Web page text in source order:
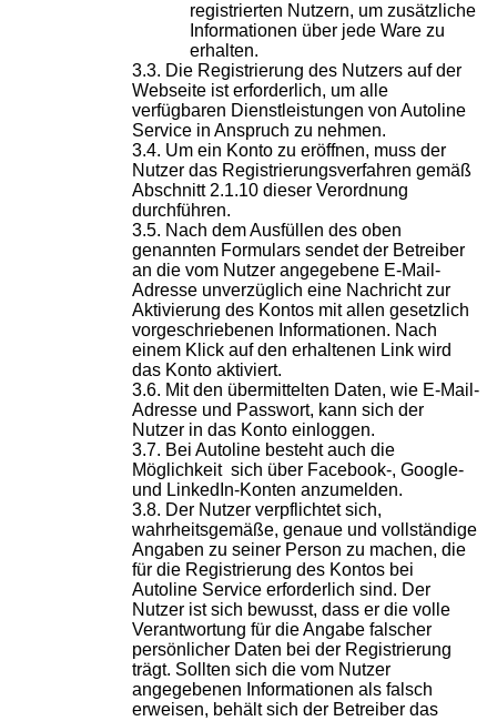
registrierten Nutzern, um zusätzliche
Informationen über jede Ware zu
erhalten.
Die Registrierung des Nutzers auf der
Webseite ist erforderlich, um alle
verfügbaren Dienstleistungen von Autoline
Service in Anspruch zu nehmen.
Um ein Konto zu eröffnen, muss der
Nutzer das Registrierungsverfahren gemäß
Abschnitt 2.1.10 dieser Verordnung
durchführen.
Nach dem Ausfüllen des oben
genannten Formulars sendet der Betreiber
an die vom Nutzer angegebene E-Mail-
Adresse unverzüglich eine Nachricht zur
Aktivierung des Kontos mit allen gesetzlich
vorgeschriebenen Informationen. Nach
einem Klick auf den erhaltenen Link wird
das Konto aktiviert.
Mit den übermittelten Daten, wie E-Mail-
Adresse und Passwort, kann sich der
Nutzer in das Konto einloggen.
Bei Autoline besteht auch die
Möglichkeit sich über Facebook-, Google-
und LinkedIn-Konten anzumelden.
Der Nutzer verpflichtet sich,
wahrheitsgemäße, genaue und vollständige
Angaben zu seiner Person zu machen, die
für die Registrierung des Kontos bei
Autoline Service erforderlich sind. Der
Nutzer ist sich bewusst, dass er die volle
Verantwortung für die Angabe falscher
persönlicher Daten bei der Registrierung
trägt. Sollten sich die vom Nutzer
angegebenen Informationen als falsch
erweisen, behält sich der Betreiber das